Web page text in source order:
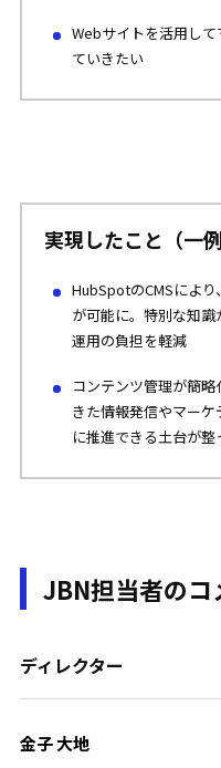
Webサイトを活用し
ていきたい
実現したこと（一例
HubSpotのCMSによ
が可能に。特別な知識
運用の負担を軽減
コンテンツ管理が簡
きた情報発信やマー
に推進できる土台が整
JBN担当者のコ
ディレクター
金子 大地